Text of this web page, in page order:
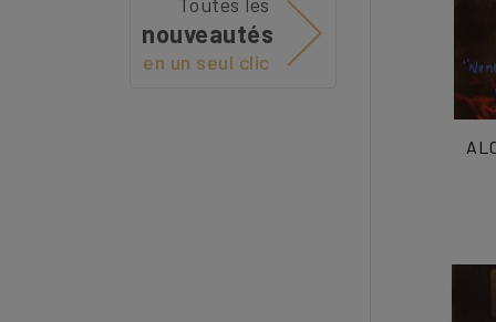
nouveautés
en un seul clic